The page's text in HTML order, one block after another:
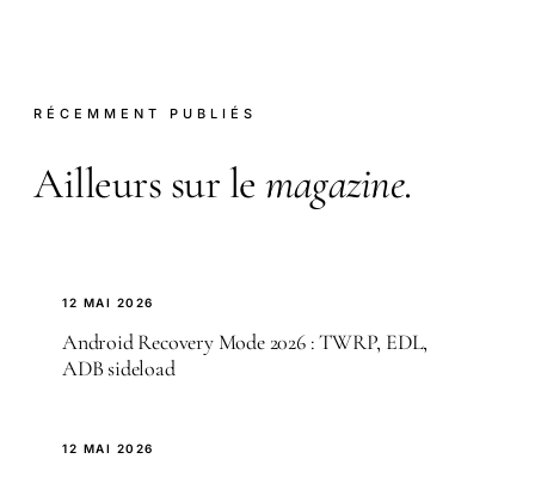
RÉCEMMENT PUBLIÉS
Ailleurs sur le magazine.
12 MAI 2026
Android Recovery Mode 2026 : TWRP, EDL,
ADB sideload
12 MAI 2026